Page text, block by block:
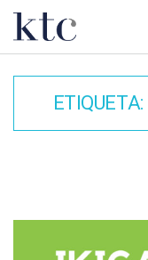
ETIQUETA: